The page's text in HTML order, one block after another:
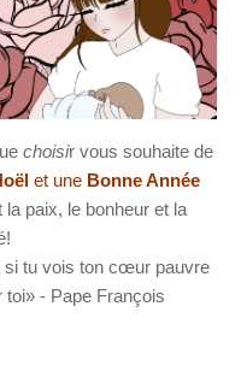
choisir vous souhaite de
et une Bonne Année
paix, le bonheur et la
si tu vois ton cœur pauvre
toi» - Pape François